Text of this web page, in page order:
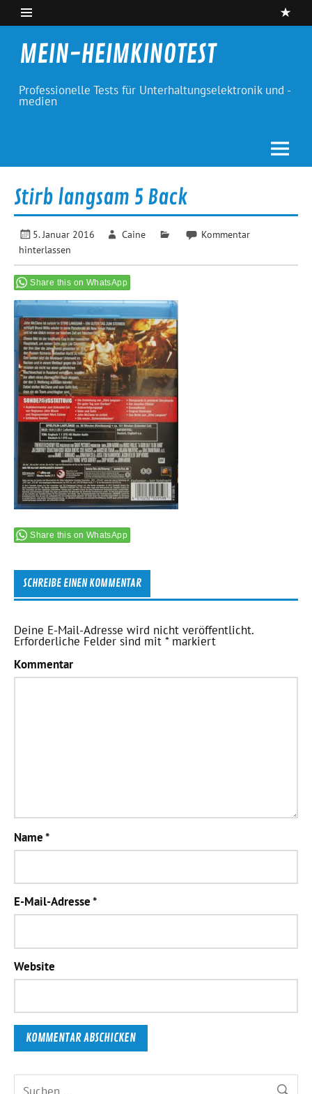
Skip
content
MEIN-HEIMKINOTEST
Professionelle Tests für Unterhaltungselektronik und -
medien
Stirb langsam 5 Back
5. Januar 2016 Caine
Kommentar
hinterlassen
Share this on WhatsApp
Share this on WhatsApp
SCHREIBE EINEN KOMMENTAR
Deine E-Mail-Adresse wird nicht veröffentlicht.
Erforderliche Felder sind mit*markiert
Kommentar
Name*
E-Mail-Adresse*
Website